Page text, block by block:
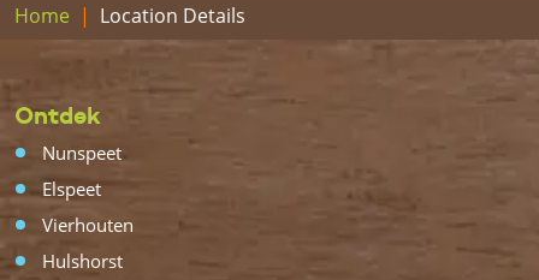
Home Location Details
Ontdek
Nunspeet
Elspeet
Vierhouten
Hulshorst